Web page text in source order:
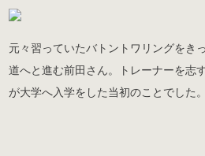
元々習っていたバトントワリングをき
道へと進む前田さん。トレーナーを志
が大学へ入学をした当初のことでした。